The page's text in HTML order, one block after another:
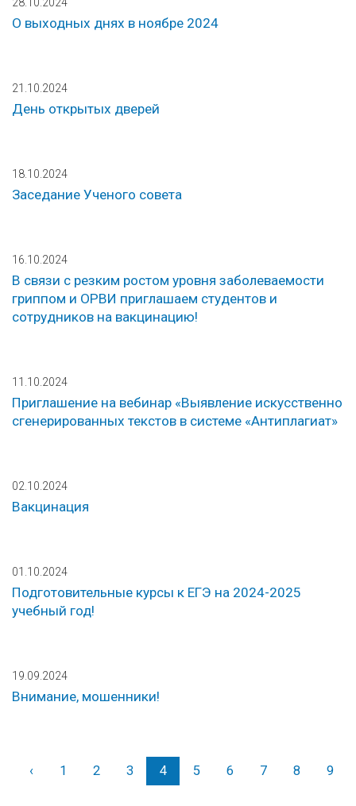
28.10.2024
О выходных днях в ноябре 2024
21.10.2024
День открытых дверей
18.10.2024
Заседание Ученого совета
16.10.2024
В связи с резким ростом уровня заболеваемости
гриппом и ОРВИ приглашаем студентов и
сотрудников на вакцинацию!
11.10.2024
Приглашение на вебинар «Выявление искусственно
сгенерированных текстов в системе «Антиплагиат»
02.10.2024
Вакцинация
01.10.2024
Подготовительные курсы к ЕГЭ на 2024-2025
учебный год!
19.09.2024
Внимание, мошенники!
‹Назад
1 2 3 4 5 6 7 8 9